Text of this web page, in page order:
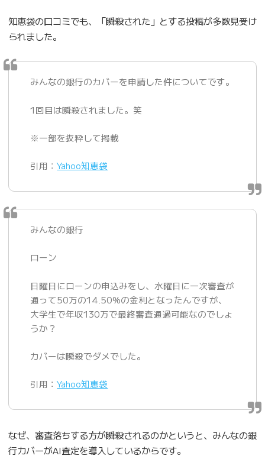
知恵袋の口コミでも、「瞬殺された」とする投稿が多数見受け
られました。
みんなの銀行のカバーを申請した件についてです。
1回目は瞬殺されました。笑
※一部を抜粋して掲載
引用：Yahoo知恵袋
みんなの銀行
ローン
日曜日にローンの申込みをし、水曜日に一次審査が
通って50万の14.50%の金利となったんですが、
大学生で年収130万で最終審査通過可能なのでしょ
うか？
カバーは瞬殺でダメでした。
引用：Yahoo知恵袋
なぜ、審査落ちする方が瞬殺されるのかというと、みんなの銀
行カバーがAI査定を導入しているからです。